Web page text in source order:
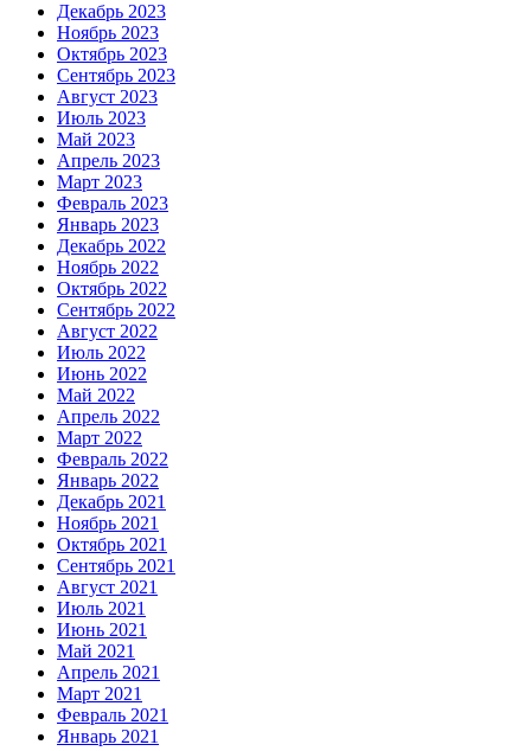
Декабрь 2023
Ноябрь 2023
Октябрь 2023
Сентябрь 2023
Август 2023
Июль 2023
Май 2023
Апрель 2023
Март 2023
Февраль 2023
Январь 2023
Декабрь 2022
Ноябрь 2022
Октябрь 2022
Сентябрь 2022
Август 2022
Июль 2022
Июнь 2022
Май 2022
Апрель 2022
Март 2022
Февраль 2022
Январь 2022
Декабрь 2021
Ноябрь 2021
Октябрь 2021
Сентябрь 2021
Август 2021
Июль 2021
Июнь 2021
Май 2021
Апрель 2021
Март 2021
Февраль 2021
Январь 2021